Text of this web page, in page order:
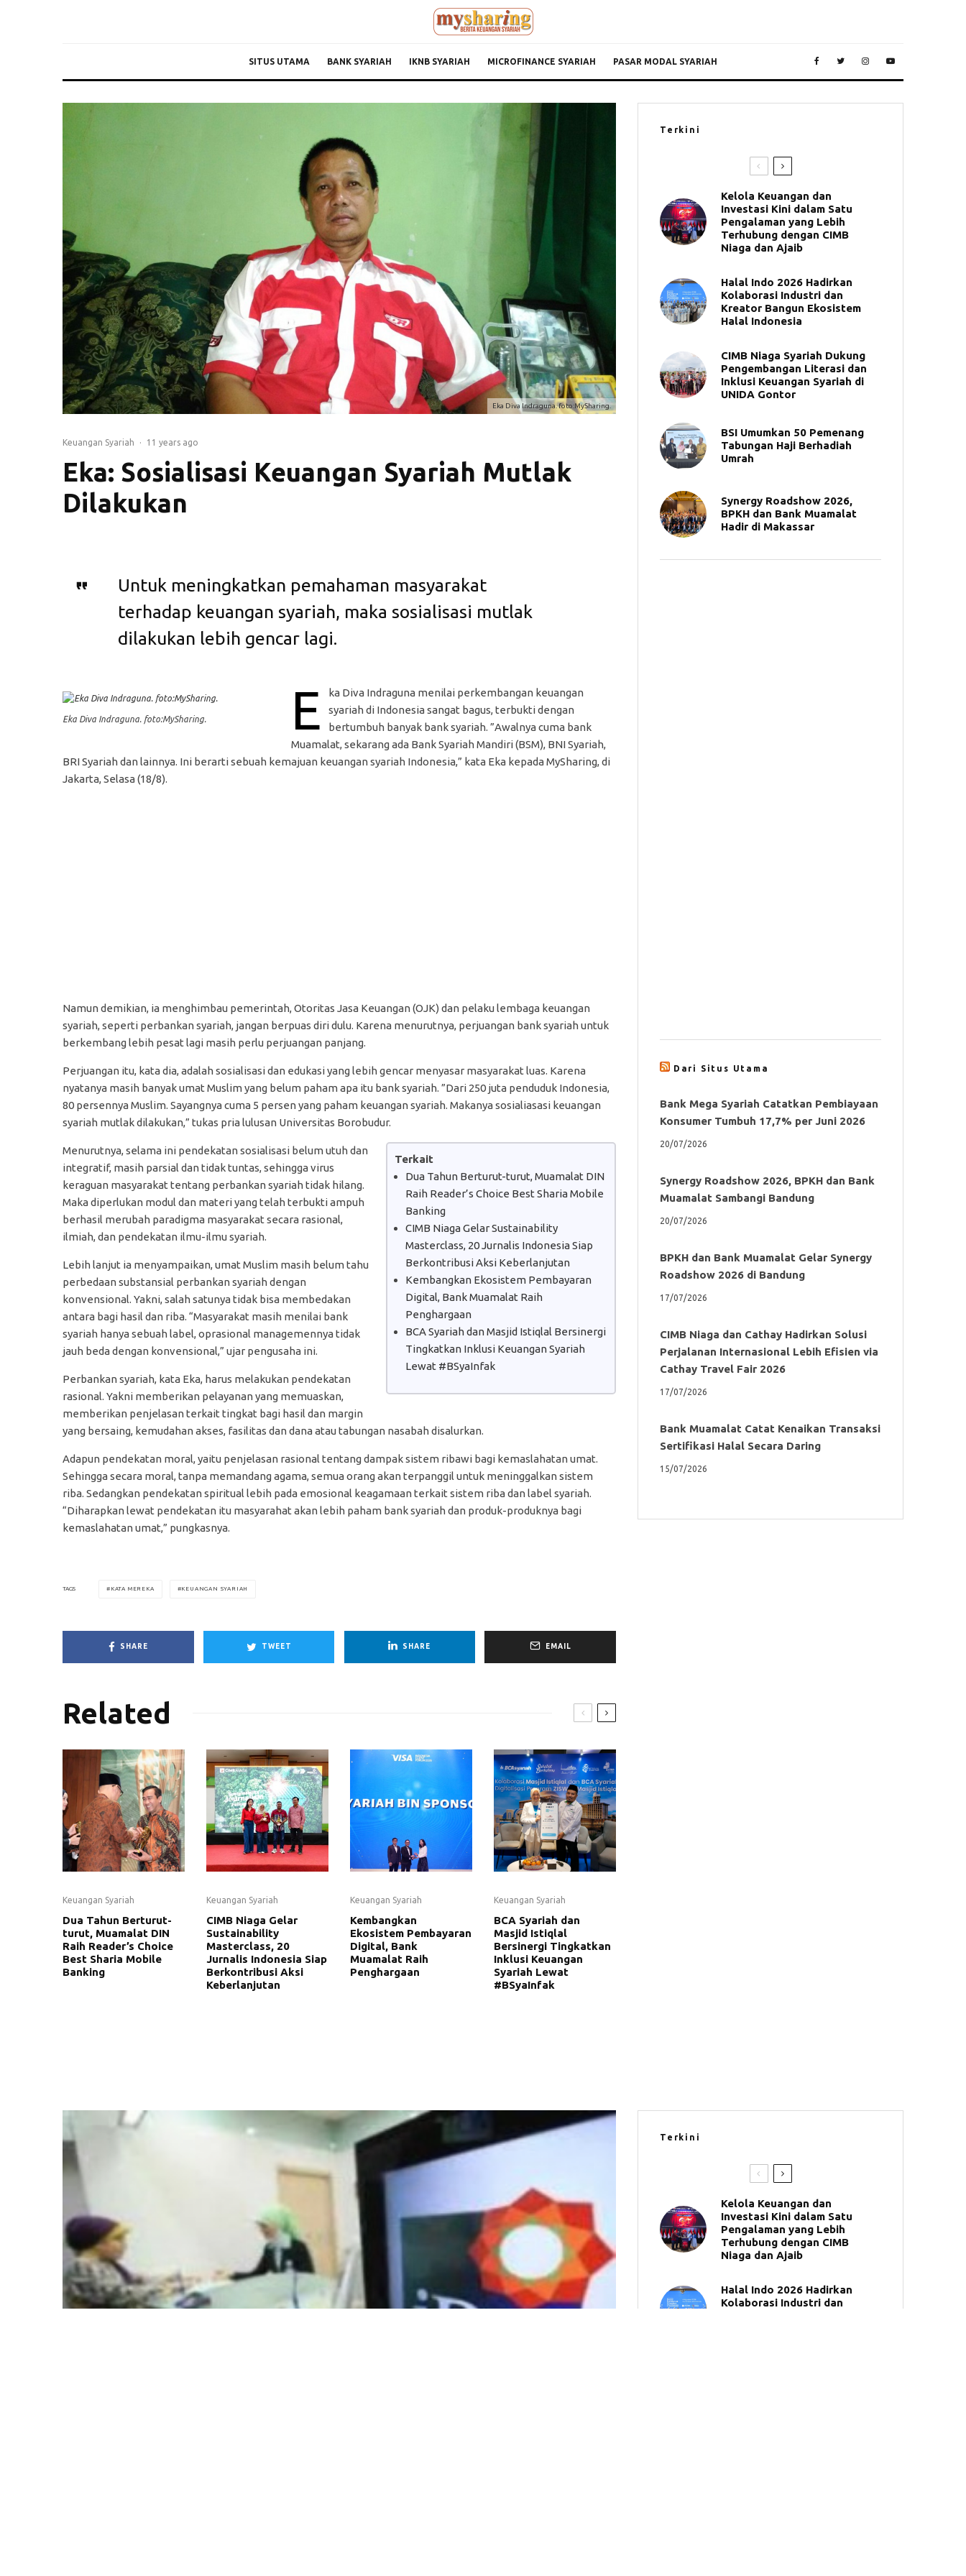
SITUS UTAMA BANK SYARIAH IKNB SYARIAH MICROFINANCE SYARIAH PASAR MODAL SYARIAH
Eka Diva Indraguna. foto:MySharing.
Keuangan Syariah · 11 years ago
Eka: Sosialisasi Keuangan Syariah Mutlak
Dilakukan
Untuk meningkatkan pemahaman masyarakat
terhadap keuangan syariah, maka sosialisasi mutlak
dilakukan lebih gencar lagi.
Eka Diva Indraguna. foto:MySharing. E
ka Diva Indraguna menilai perkembangan keuangan
syariah di Indonesia sangat bagus, terbukti dengan
bertumbuh banyak bank syariah. ”Awalnya cuma bank
Muamalat, sekarang ada Bank Syariah Mandiri (BSM), BNI Syariah,
BRI Syariah dan lainnya. Ini berarti sebuah kemajuan keuangan syariah Indonesia,” kata Eka kepada MySharing, di
Jakarta, Selasa (18/8).
Namun demikian, ia menghimbau pemerintah, Otoritas Jasa Keuangan (OJK) dan pelaku lembaga keuangan
syariah, seperti perbankan syariah, jangan berpuas diri dulu. Karena menurutnya, perjuangan bank syariah untuk
berkembang lebih pesat lagi masih perlu perjuangan panjang.
Perjuangan itu, kata dia, adalah sosialisasi dan edukasi yang lebih gencar menyasar masyarakat luas. Karena
nyatanya masih banyak umat Muslim yang belum paham apa itu bank syariah. ”Dari 250 juta penduduk Indonesia,
80 persennya Muslim. Sayangnya cuma 5 persen yang paham keuangan syariah. Makanya sosialiasasi keuangan
syariah mutlak dilakukan,” tukas pria lulusan Universitas Borobudur.
Terkait
Dua Tahun Berturut-turut, Muamalat DIN
Raih Reader’s Choice Best Sharia Mobile
Banking
CIMB Niaga Gelar Sustainability
Masterclass, 20 Jurnalis Indonesia Siap
Berkontribusi Aksi Keberlanjutan
Kembangkan Ekosistem Pembayaran
Digital, Bank Muamalat Raih
Penghargaan
BCA Syariah dan Masjid Istiqlal Bersinergi
Tingkatkan Inklusi Keuangan Syariah
Lewat #BSyaInfak
Menurutnya, selama ini pendekatan sosialisasi belum utuh dan
integratif, masih parsial dan tidak tuntas, sehingga virus
keraguan masyarakat tentang perbankan syariah tidak hilang.
Maka diperlukan modul dan materi yang telah terbukti ampuh
berhasil merubah paradigma masyarakat secara rasional,
ilmiah, dan pendekatan ilmu-ilmu syariah.
Lebih lanjut ia menyampaikan, umat Muslim masih belum tahu
perbedaan substansial perbankan syariah dengan
konvensional. Yakni, salah satunya tidak bisa membedakan
antara bagi hasil dan riba. “Masyarakat masih menilai bank
syariah hanya sebuah label, oprasional managemennya tidak
jauh beda dengan konvensional,” ujar pengusaha ini.
Perbankan syariah, kata Eka, harus melakukan pendekatan
rasional. Yakni memberikan pelayanan yang memuaskan,
memberikan penjelasan terkait tingkat bagi hasil dan margin
yang bersaing, kemudahan akses, fasilitas dan dana atau tabungan nasabah disalurkan.
Adapun pendekatan moral, yaitu penjelasan rasional tentang dampak sistem ribawi bagi kemaslahatan umat.
Sehingga secara moral, tanpa memandang agama, semua orang akan terpanggil untuk meninggalkan sistem
riba. Sedangkan pendekatan spiritual lebih pada emosional keagamaan terkait sistem riba dan label syariah.
“Diharapkan lewat pendekatan itu masyarahat akan lebih paham bank syariah dan produk-produknya bagi
kemaslahatan umat,” pungkasnya.
TAGS KATA MEREKA KEUANGAN SYARIAH
SHARE TWEET SHARE EMAIL
Related
Keuangan Syariah
Dua Tahun Berturut-
turut, Muamalat DIN
Raih Reader’s Choice
Best Sharia Mobile
Banking
Keuangan Syariah
CIMB Niaga Gelar
Sustainability
Masterclass, 20
Jurnalis Indonesia Siap
Berkontribusi Aksi
Keberlanjutan
Keuangan Syariah
Kembangkan
Ekosistem Pembayaran
Digital, Bank
Muamalat Raih
Penghargaan
Keuangan Syariah
BCA Syariah dan
Masjid Istiqlal
Bersinergi Tingkatkan
Inklusi Keuangan
Syariah Lewat
#BSyaInfak
Terkini
Kelola Keuangan dan
Investasi Kini dalam Satu
Pengalaman yang Lebih
Terhubung dengan CIMB
Niaga dan Ajaib
Halal Indo 2026 Hadirkan
Kolaborasi Industri dan
Kreator Bangun Ekosistem
Halal Indonesia
CIMB Niaga Syariah Dukung
Pengembangan Literasi dan
Inklusi Keuangan Syariah di
UNIDA Gontor
BSI Umumkan 50 Pemenang
Tabungan Haji Berhadiah
Umrah
Synergy Roadshow 2026,
BPKH dan Bank Muamalat
Hadir di Makassar
Dari Situs Utama
Bank Mega Syariah Catatkan Pembiayaan
Konsumer Tumbuh 17,7% per Juni 2026
20/07/2026
Synergy Roadshow 2026, BPKH dan Bank
Muamalat Sambangi Bandung
20/07/2026
BPKH dan Bank Muamalat Gelar Synergy
Roadshow 2026 di Bandung
17/07/2026
CIMB Niaga dan Cathay Hadirkan Solusi
Perjalanan Internasional Lebih Efisien via
Cathay Travel Fair 2026
17/07/2026
Bank Muamalat Catat Kenaikan Transaksi
Sertifikasi Halal Secara Daring
15/07/2026
Terkini
Kelola Keuangan dan
Investasi Kini dalam Satu
Pengalaman yang Lebih
Terhubung dengan CIMB
Niaga dan Ajaib
Halal Indo 2026 Hadirkan
Kolaborasi Industri dan